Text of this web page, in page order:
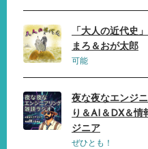
「大人の近代史
まろ＆おが太郎
可能
夜な夜なエンジ
り＆AI＆DX＆情
ジニア
ぜひとも！